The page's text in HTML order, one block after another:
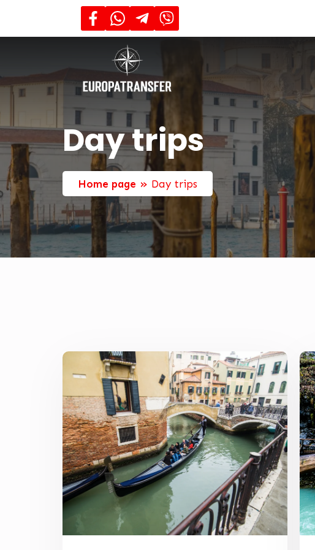
Day trips
Home page » Day trips